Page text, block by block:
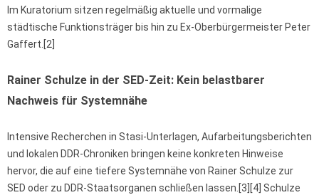
Im Kuratorium sitzen regelmäßig aktuelle und vormalige
städtische Funktionsträger bis hin zu Ex-Oberbürgermeister Peter
Gaffert.[2]
Rainer Schulze in der SED-Zeit: Kein belastbarer
Nachweis für Systemnähe
Intensive Recherchen in Stasi-Unterlagen, Aufarbeitungsberichten
und lokalen DDR-Chroniken bringen keine konkreten Hinweise
hervor, die auf eine tiefere Systemnähe von Rainer Schulze zur
SED oder zu DDR-Staatsorganen schließen lassen.[3][4] Schulze